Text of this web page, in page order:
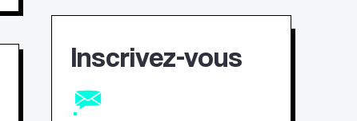
Inscrivez-vous